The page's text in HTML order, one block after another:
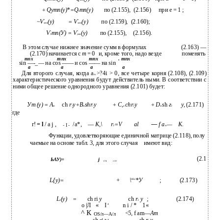
+ Qymn(y)*=QVmn(y) по (2.155), (2.156) при е = 1 ;
~Ѵхтп(у) = Ѵхтп(у) по (2.159), (2.160);
ѴУтп(У) = Ѵутп(у) по (2.155), (2.156).
В этом случае нижнее значение сумм в формулах (2.163) —
(2.170) начинается сm= 0 и, кроме того, надо везде поменять
тпх тпх тпх . тпх
sin —-_— на cos —— и cos —— на sin
а
а а а
Для второго случая, когда a m >?4i > 0, все четыре корня (2.108), (2.109)
характеристического уравнения будут действитель­ ными. В соответствии с
ними общее решение однородного уравнения (2.101) будет:
Уm (у) = Ат ch r1 y+Bmshr1 y + С,п chr3y + Dmsh г3 y,(2.171)
где
г!= l / a j , - I - /a*, — K,\ r3=V al — f a m—
К.
Функции, удовлетворяющие единичной матрице (2.118), полу­
чаемые на основе табл. 3, для этого случая
имеют вид:
ЬАУ)= j C h r i U (2.1
L{y)= + \&Ьг*У ; (2.173)
L3(y) =
r
ch riy
I4
ch r3 у ;
(2.174)
о |Л
« n i / * 1«
^ К OS/л—А/л <5, f am—Am